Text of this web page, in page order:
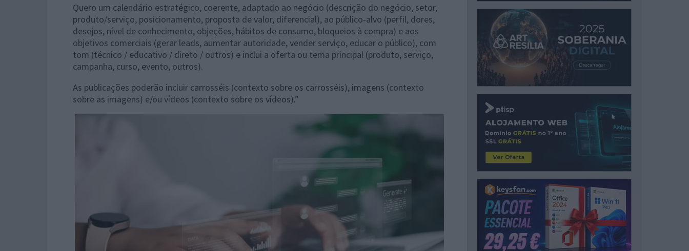
Quero um calendário estratégico, coerente, adaptado ao negócio (descrição do negócio, setor,
produto/serviço, posicionamento, proposta de valor, diferencial), ao público-alvo (perfil, dores,
desejos, nível de conhecimento, objeções, hábitos de consumo, bloqueios à compra) e aos
objetivos comerciais (gerar leads, aumentar autoridade, vender serviço, educar o público), com
tom (técnico / educativo / direto / outros) e inclui a oferta ou tema principal (produto, serviço,
campanha, curso, evento, outros).
As publicações poderão incluir carrosséis (contexto sobre os carrosséis), imagens (contexto
sobre as imagens) e/ou vídeos (contexto sobre os vídeos).”